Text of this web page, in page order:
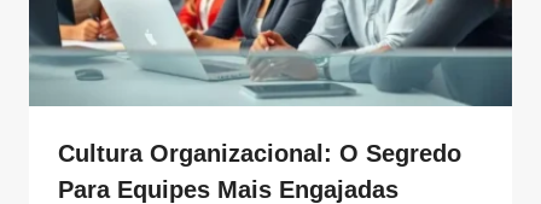
Cultura Organizacional: O Segredo
Para Equipes Mais Engajadas